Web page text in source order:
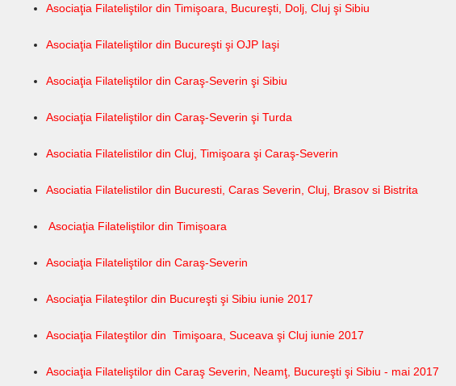
Asociaţia Filateliştilor din Timişoara, Bucureşti, Dolj, Cluj şi Sibiu
Asociaţia Filateliştilor din Bucureşti şi OJP Iaşi
Asociaţia Filateliştilor din Caraş-Severin şi Sibiu
Asociaţia Filateliştilor din Caraş-Severin şi Turda
Asociatia Filatelistilor din Cluj, Timişoara şi Caraş-Severin
Asociatia Filatelistilor din Bucuresti, Caras Severin, Cluj, Brasov si Bistrita
Asociaţia Filateliştilor din Timişoara
Asociaţia Filateliştilor din Caraş-Severin
Asociaţia Filateştilor din Bucureşti şi Sibiu iunie 2017
Asociaţia Filateştilor din Timişoara, Suceava şi Cluj iunie 2017
Asociaţia Filateliştilor din Caraş Severin, Neamţ, Bucureşti şi Sibiu - mai 2017